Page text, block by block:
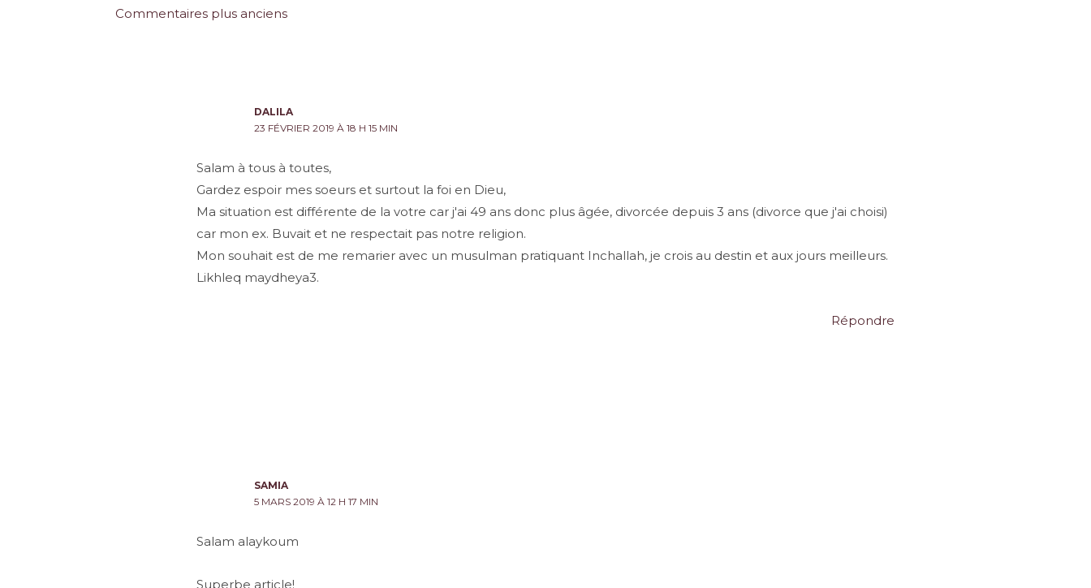
Commentaires
Commentaires plus anciens
DALILA
23 FÉVRIER 2019 À 18 H 15 MIN
Salam à tous à toutes,
Gardez espoir mes soeurs et surtout la foi en Dieu,
Ma situation est différente de la votre car j'ai 49 ans donc plus âgée, divorcée depuis 3 ans (divorce que j'ai choisi)
car mon ex. Buvait et ne respectait pas notre religion.
Mon souhait est de me remarier avec un musulman pratiquant Inchallah, je crois au destin et aux jours meilleurs.
Likhleq maydheya3.
Répondre
SAMIA
5 MARS 2019 À 12 H 17 MIN
Salam alaykoum
Superbe article!